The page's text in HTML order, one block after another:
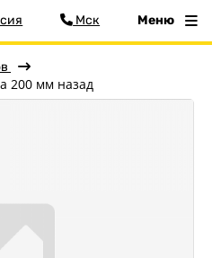
Мск Меню
200 мм назад